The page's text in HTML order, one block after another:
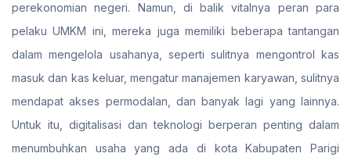
perekonomian negeri. Namun, di balik vitalnya peran para
pelaku UMKM ini, mereka juga memiliki beberapa tantangan
dalam mengelola usahanya, seperti sulitnya mengontrol kas
masuk dan kas keluar, mengatur manajemen karyawan, sulitnya
mendapat akses permodalan, dan banyak lagi yang lainnya.
Untuk itu, digitalisasi dan teknologi berperan penting dalam
menumbuhkan usaha yang ada di kota Kabupaten Parigi